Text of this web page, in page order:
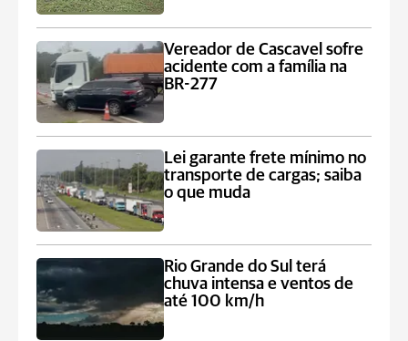
Vereador de Cascavel sofre
acidente com a família na
BR-277
Lei garante frete mínimo no
transporte de cargas; saiba
o que muda
Rio Grande do Sul terá
chuva intensa e ventos de
até 100 km/h